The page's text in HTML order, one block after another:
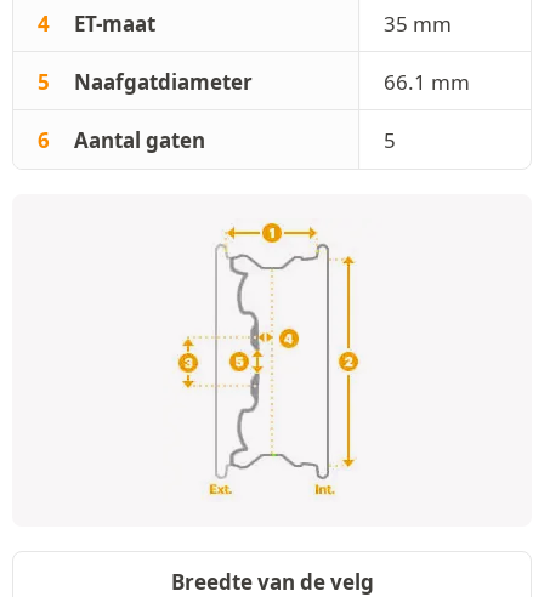
4 ET-maat 35 mm
5 Naafgatdiameter 66.1 mm
6 Aantal gaten 5
Breedte van de velg